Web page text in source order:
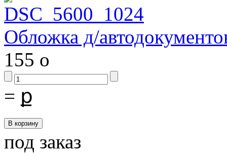
Обложка д/
155 o
= ք
под заказ